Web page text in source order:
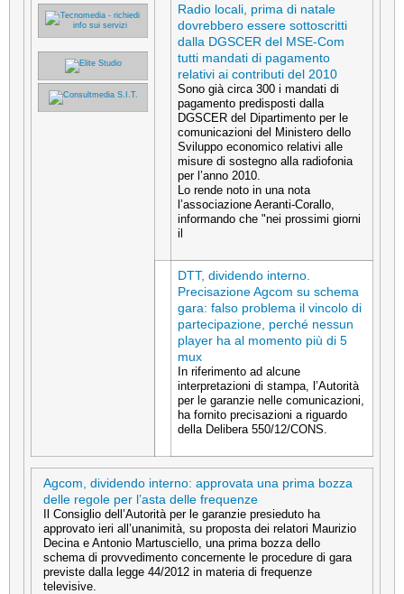
Radio locali, prima di natale
dovrebbero essere sottoscritti
dalla DGSCER del MSE-Com
tutti mandati di pagamento
relativi ai contributi del 2010
Sono già circa 300 i mandati di
pagamento predisposti dalla
DGSCER del Dipartimento per le
comunicazioni del Ministero dello
Sviluppo economico relativi alle
misure di sostegno alla radiofonia
per l’anno 2010.
Lo rende noto in una nota
l’associazione Aeranti-Corallo,
informando che "nei prossimi giorni
il
DTT, dividendo interno.
Precisazione Agcom su schema
gara: falso problema il vincolo di
partecipazione, perché nessun
player ha al momento più di 5
mux
In riferimento ad alcune
interpretazioni di stampa, l’Autorità
per le garanzie nelle comunicazioni,
ha fornito precisazioni a riguardo
della Delibera 550/12/CONS.
Agcom, dividendo interno: approvata una prima bozza
delle regole per l’asta delle frequenze
Il Consiglio dell’Autorità per le garanzie presieduto ha
approvato ieri all’unanimità, su proposta dei relatori Maurizio
Decina e Antonio Martusciello, una prima bozza dello
schema di provvedimento concernente le procedure di gara
previste dalla legge 44/2012 in materia di frequenze
televisive.